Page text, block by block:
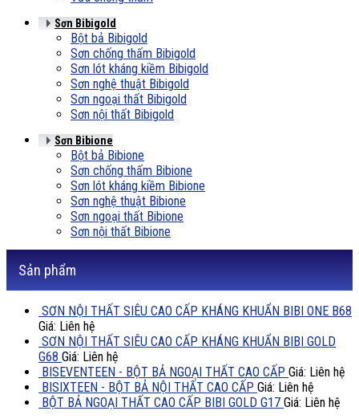
Sơn Bibigold
Bột bả Bibigold
Sơn chống thấm Bibigold
Sơn lót kháng kiềm Bibigold
Sơn nghệ thuật Bibigold
Sơn ngoại thất Bibigold
Sơn nội thất Bibigold
Sơn Bibione
Bột bả Bibione
Sơn chống thấm Bibione
Sơn lót kháng kiềm Bibione
Sơn nghệ thuật Bibione
Sơn ngoại thất Bibione
Sơn nội thất Bibione
Sản phẩm
SƠN NỘI THẤT SIÊU CAO CẤP KHÁNG KHUẨN BIBI ONE B68
Giá: Liên hệ
SƠN NỘI THẤT SIÊU CAO CẤP KHÁNG KHUẨN BIBI GOLD
G68 Giá: Liên hệ
BISEVENTEEN - BỘT BẢ NGOẠI THẤT CAO CẤP Giá: Liên hệ
BISIXTEEN - BỘT BẢ NỘI THẤT CAO CẤP Giá: Liên hệ
BỘT BẢ NGOẠI THẤT CAO CẤP BIBI GOLD G17 Giá: Liên hệ